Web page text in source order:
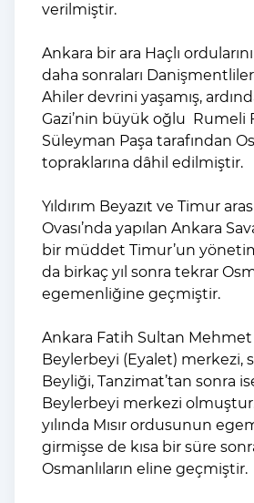
verilmiştir.
Ankara bir ara Haçlı
daha sonraları
Ahiler devrini yaşamış,
Gazi’nin büyük oğlu Rumeli
Süleyman Paşa tarafından
topraklarına dâhil edilmiştir.
Yıldırım Beyazıt ve Timur
Ovası’nda yapılan Ankara
bir müddet Timur’un
da birkaç yıl sonra tekrar
egemenliğine geçmiştir.
Ankara Fatih Sultan Mehmet
Beylerbeyi (Eyalet) merkezi,
Beyliği, Tanzimat’tan sonra
Beylerbeyi merkezi
yılında Mısır ordusunun
girmişse de kısa bir süre
Osmanlıların eline geçmiştir.